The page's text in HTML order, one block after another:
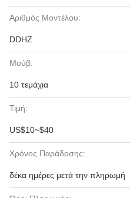
Αριθμός Μοντέλου:
DDHZ
Μούβ:
10 τεμάχια
Τιμή:
US$10~$40
Χρόνος Παράδοσης:
δέκα ημέρες μετά την πληρωμή